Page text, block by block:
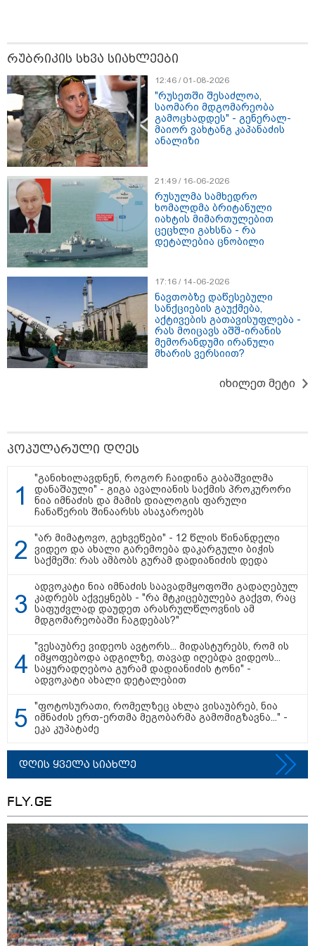
17:13 / 08-08-2026
"დასავლეთმა საქართველო ჩვენ წინააღმდეგ
გეოპოლიტიკური ბრძოლის უგუნურ იარაღად
გამოიყენა" - დიმიტრი მედვედევი
არშემდგარი ქორწინება 15 წლით უფროს
ქართველთან - ალინა კაბაევას საიდუმლო
ცხოვრება: როგორ გამოიყურებოდა ის პლასტიკურ
აშშ-მა საქართველოში
დაფუძნებული კრიპტოკომპანია
დაასანქცირა
16:41 / 08-08-2026
ჭურვი გამორიყა, ადგილზე
მობილიზებულია პოლიცია და
სამაშველო" - რას წერს და რა
ნიკოლაშვილი?
20%-ის ოკუპაცია და
ღალატი ვერანაირად ვერ
გადაფარავს ამ დანაშაულს" -
ირაკლი კობახიძე
13:16 / 08-08-2026
"ძალიან ბევრ ინფორმაციას
ვიღებთ ხალხისგან" - რას წერს
ადვოკატი ტარიელ კაკაბაძე
რუბრიკის სხვა სიახლეები
12:46 / 01-08-2026
"რუსეთში შესაძლოა,
საომარი მდგომარეობა
გამოცხადდეს" - გენერალ-
მაიორ ვახტანგ კაპანაძის
ანალიზი
21:49 / 16-06-2026
რუსულმა სამხედრო
ხომალდმა ბრიტანული
იახტის მიმართულებით
ცეცხლი გახსნა - რა
დეტალებია ცნობილი
17:16 / 14-06-2026
ნავთობზე დაწესებული
სანქციების გაუქმება,
აქტივების გათავისუფლება -
რას მოიცავს აშშ-ირანის
მემორანდუმი ირანული
მხარის ვერსიით?
იხილეთ მეტი
პოპულარული დღეს
"განიხილავდნენ, როგორ ჩაიდინა გაბაშვილმა
დანაშაული" - გიგა ავალიანის საქმის პროკურორი
ნია იმნაძის და მამის დიალოგის ფარული
ჩანაწერის შინაარსს ასაჯაროებს
"არ მიმატოვო, გეხვეწები" - 12 წლის წინანდელი
ვიდეო და ახალი გარემოება დაკარგული ბიჭის
საქმეში: რას ამბობს გურამ დადიანიძის დედა
ადვოკატი ნია იმნაძის საავადმყოფოში გადაღებულ
კადრებს აქვეყნებს - "რა მტკიცებულება გაქვთ, რაც
საფუძვლად დაუდეთ არასრულწლოვნის ამ
მდგომარეობაში ჩაგდებას?"
"ვესაუბრე ვიდეოს ავტორს... მიდასტურებს, რომ ის
იმყოფებოდა ადგილზე, თავად იღებდა ვიდეოს...
საყურადღებოა გურამ დადიანიძის ტონი" -
ადვოკატი ახალი დეტალებით
"ფოტოსურათი, რომელზეც ახლა ვისაუბრებ, ნია
იმნაძის ერთ-ერთმა მეგობარმა გამომიგზავნა..." -
ეკა კუპატაძე
დღის ყველა სიახლე
FLY.GE